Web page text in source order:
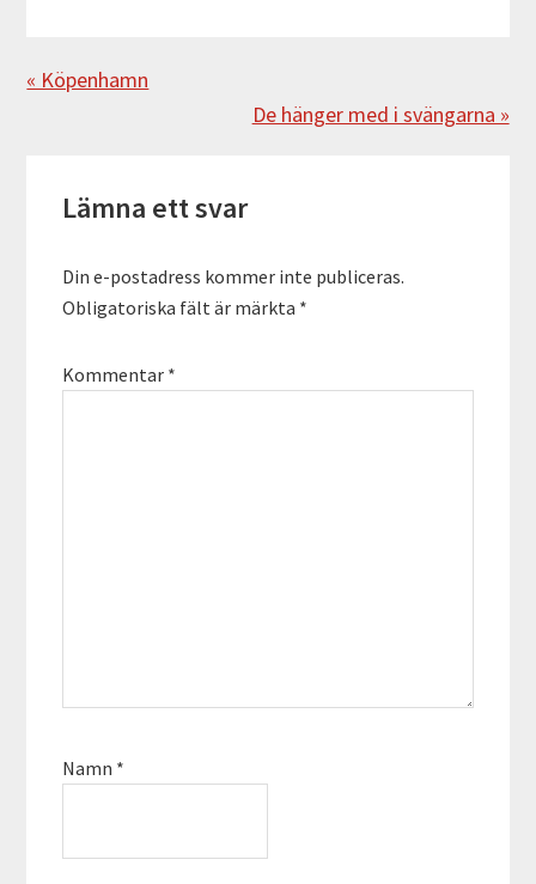
Föregående
« Köpenhamn
Nästa
De hänger med i svängarna »
Lämna ett svar
Din e-postadress kommer inte publiceras.
Obligatoriska fält är märkta *
Kommentar *
Namn *